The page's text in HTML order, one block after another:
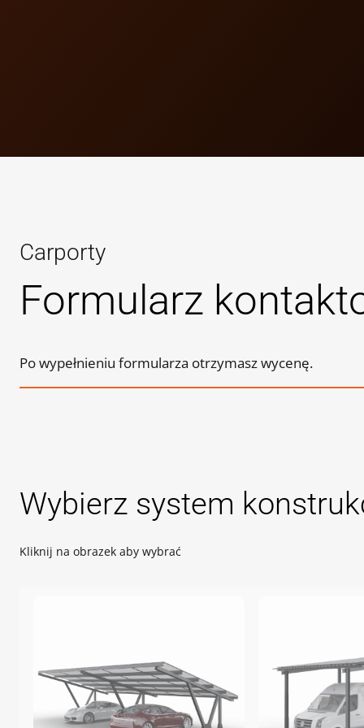
Carporty
Formularz
Po wypełnieniu formularza otrzymasz wycenę.
Wybierz system
Kliknij na obrazek aby wybrać